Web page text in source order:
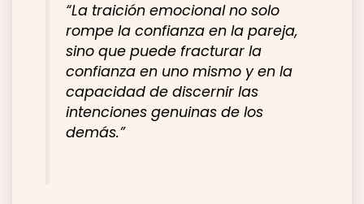
“La traición emocional no solo
rompe la confianza en la pareja,
sino que puede fracturar la
confianza en uno mismo y en la
capacidad de discernir las
intenciones genuinas de los
demás.”